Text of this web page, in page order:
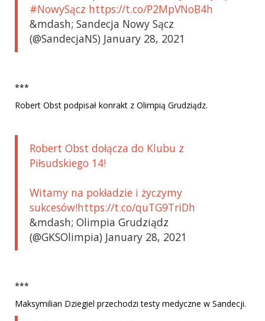
#NowySącz https://t.co/P2MpVNoB4h
&mdash; Sandecja Nowy Sącz
(@SandecjaNS) January 28, 2021
***
Robert Obst podpisał konrakt z Olimpią Grudziądz.
Robert Obst dołącza do Klubu z
Piłsudskiego 14!
Witamy na pokładzie i życzymy
sukcesów!https://t.co/quTG9TriDh
&mdash; Olimpia Grudziądz
(@GKSOlimpia) January 28, 2021
***
Maksymilian Dziegiel przechodzi testy medyczne w Sandecji.